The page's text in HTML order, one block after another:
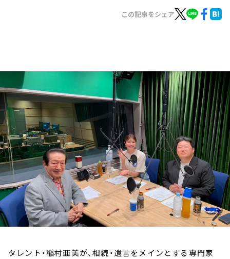
トピックス
お知らせ
イベント・グッズ
YouTube
会社情報
この記事をシェア
タレント・稲村亜美が、相続・遺言をメインとする専門家